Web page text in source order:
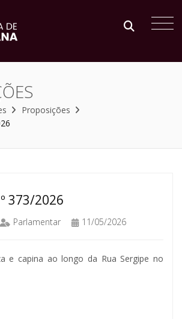
Proposições
373/2026
Parlamentar 11/05/2026
e capina ao longo da Rua Sergipe no